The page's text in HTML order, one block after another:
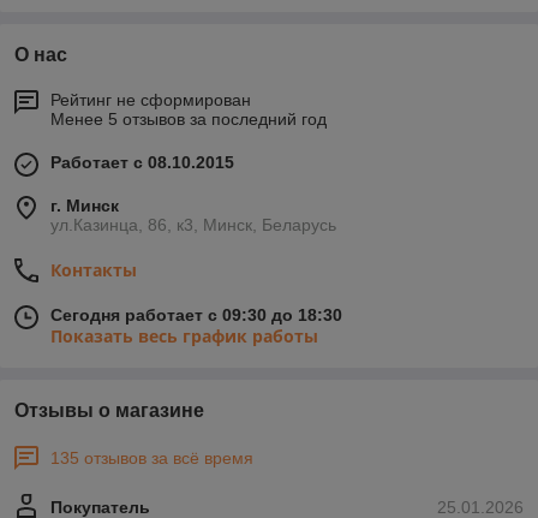
О нас
Рейтинг не сформирован
Менее 5 отзывов за последний год
Работает с 08.10.2015
г. Минск
ул.Казинца, 86, к3, Минск, Беларусь
Контакты
Сегодня работает с 09:30 до 18:30
Показать весь график работы
Отзывы о магазине
135 отзывов за всё время
25.01.2026
Покупатель